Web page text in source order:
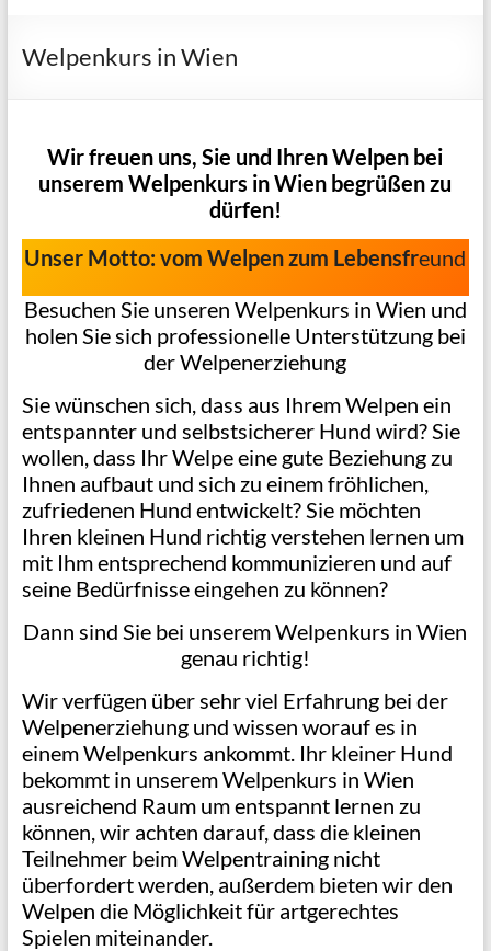
Welpenkurs in Wien
Wir freuen uns, Sie und Ihren Welpen bei
unserem Welpenkurs in Wien begrüßen zu
dürfen!
Unser Motto: vom Welpen zum Lebensfreund
Besuchen Sie unseren Welpenkurs in Wien und
holen Sie sich professionelle Unterstützung bei
der Welpenerziehung
Sie wünschen sich, dass aus Ihrem Welpen ein
entspannter und selbstsicherer Hund wird? Sie
wollen, dass Ihr Welpe eine gute Beziehung zu
Ihnen aufbaut und sich zu einem fröhlichen,
zufriedenen Hund entwickelt? Sie möchten
Ihren kleinen Hund richtig verstehen lernen um
mit Ihm entsprechend kommunizieren und auf
seine Bedürfnisse eingehen zu können?
Dann sind Sie bei unserem Welpenkurs in Wien
genau richtig!
Wir verfügen über sehr viel Erfahrung bei der
Welpenerziehung und wissen worauf es in
einem Welpenkurs ankommt. Ihr kleiner Hund
bekommt in unserem Welpenkurs in Wien
ausreichend Raum um entspannt lernen zu
können, wir achten darauf, dass die kleinen
Teilnehmer beim Welpentraining nicht
überfordert werden, außerdem bieten wir den
Welpen die Möglichkeit für artgerechtes
Spielen miteinander.